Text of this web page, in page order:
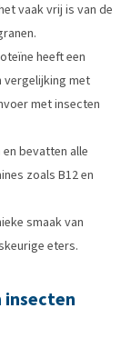
vaak vrij is van de
heeft een
vergelijking met
met insecten
bevatten alle
zoals B12 en
smaak van
eters.
insecten